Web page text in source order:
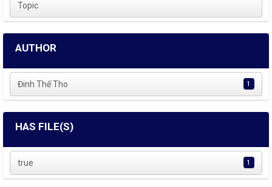
Topic
AUTHOR
Đinh Thế Tho 1
HAS FILE(S)
true 1